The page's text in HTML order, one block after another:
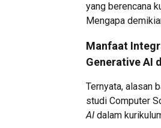
yang berencana
Mengapa
Manfaat
Generative AI
Ternyata, alasan
studi Computer
AI dalam